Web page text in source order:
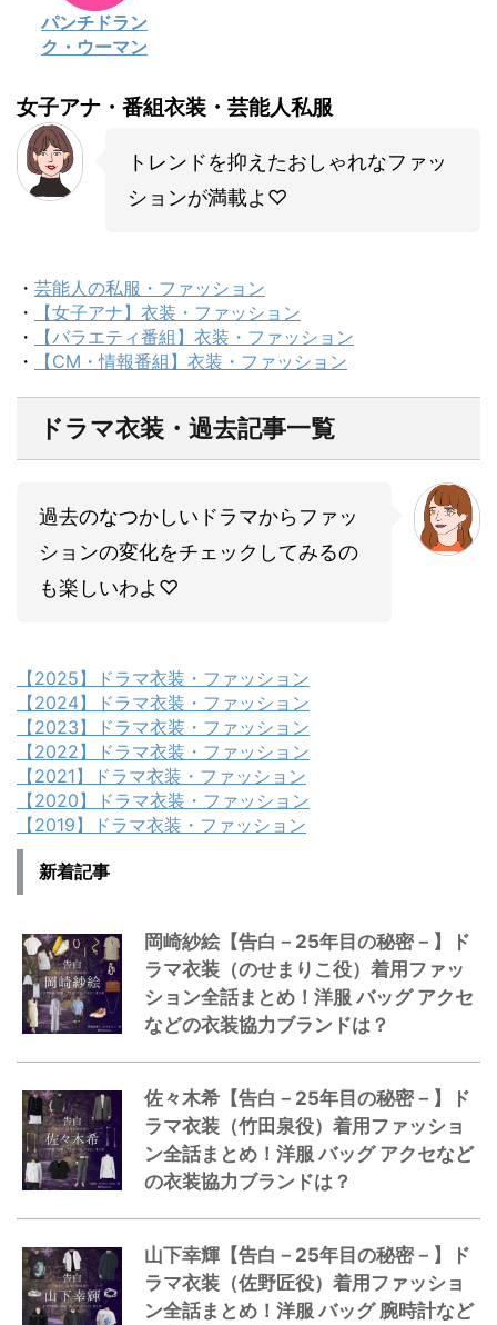
パンチドラン
ク・ウーマン
女子アナ・番組衣装・芸能人私服
トレンドを抑えたおしゃれなファッ
ションが満載よ♡
・ 芸能人の私服・ファッション
・
【女子アナ】衣装・ファッション
・
【バラエティ番組】衣装・ファッション
・
【CM・情報番組】衣装・ファッション
ドラマ衣装・過去記事一覧
過去のなつかしいドラマからファッ
ションの変化をチェックしてみるの
も楽しいわよ♡
【2025】ドラマ衣装・ファッション
【2024】ドラマ衣装・ファッション
【2023】ドラマ衣装・ファッション
【2022】ドラマ衣装・ファッション
【2021】ドラマ衣装・ファッション
【2020】ドラマ衣装・ファッション
【2019】ドラマ衣装・ファッション
新着記事
岡崎紗絵【告白－25年目の秘密－】ド
ラマ衣装（のせまりこ役）着用ファッ
ション全話まとめ！洋服 バッグ アクセ
などの衣装協力ブランドは？
佐々木希【告白－25年目の秘密－】ド
ラマ衣装（竹田泉役）着用ファッショ
ン全話まとめ！洋服 バッグ アクセなど
の衣装協力ブランドは？
山下幸輝【告白－25年目の秘密－】ド
ラマ衣装（佐野匠役）着用ファッショ
ン全話まとめ！洋服 バッグ 腕時計など